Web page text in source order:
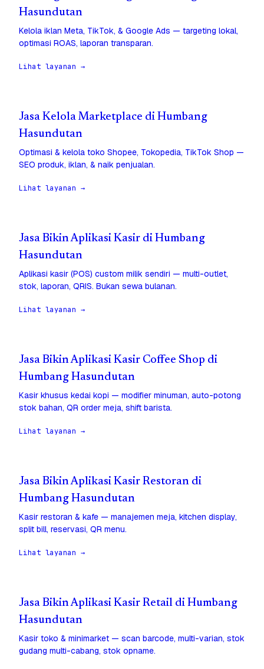
Hasundutan
Kelola iklan Meta, TikTok, & Google Ads — targeting lokal,
optimasi ROAS, laporan transparan.
Lihat layanan →
Jasa Kelola Marketplace di Humbang
Hasundutan
Optimasi & kelola toko Shopee, Tokopedia, TikTok Shop —
SEO produk, iklan, & naik penjualan.
Lihat layanan →
Jasa Bikin Aplikasi Kasir di Humbang
Hasundutan
Aplikasi kasir (POS) custom milik sendiri — multi-outlet,
stok, laporan, QRIS. Bukan sewa bulanan.
Lihat layanan →
Jasa Bikin Aplikasi Kasir Coffee Shop di
Humbang Hasundutan
Kasir khusus kedai kopi — modifier minuman, auto-potong
stok bahan, QR order meja, shift barista.
Lihat layanan →
Jasa Bikin Aplikasi Kasir Restoran di
Humbang Hasundutan
Kasir restoran & kafe — manajemen meja, kitchen display,
split bill, reservasi, QR menu.
Lihat layanan →
Jasa Bikin Aplikasi Kasir Retail di Humbang
Hasundutan
Kasir toko & minimarket — scan barcode, multi-varian, stok
gudang multi-cabang, stok opname.